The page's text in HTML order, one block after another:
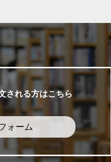
される方はこちら
ォーム